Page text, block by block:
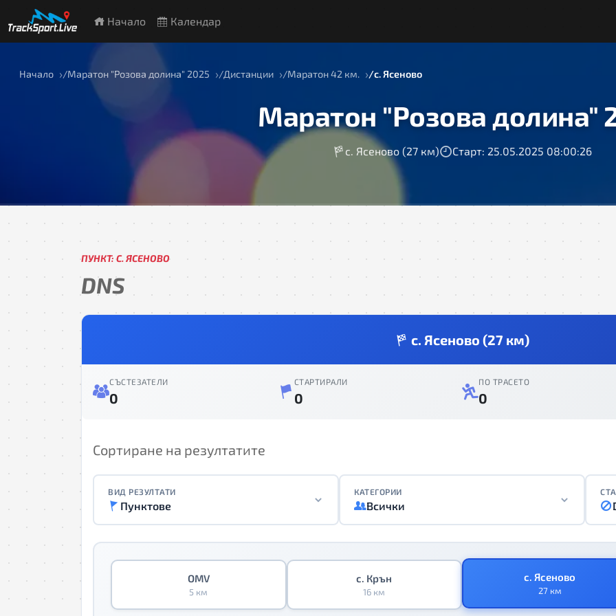
Начало Календар
Начало Маратон "Розова долина" 2025 Дистанции Маратон 42 км. с. Ясеново
Маратон "Розова долина"
с. Ясеново (27 км) Старт: 25.05.2025 08:00:26
ПУНКТ: С. ЯСЕНОВО
DNS
с. Ясеново (27 км)
СЪСТЕЗАТЕЛИ
0
СТАРТИРАЛИ
0
ПО ТРАСЕТО
0
Сортиране на резултатите
ВИД РЕЗУЛТАТИ
Пунктове
КАТЕГОРИИ
Всички
OMV
5 км
с. Крън
16 км
с. Ясеново
27 км